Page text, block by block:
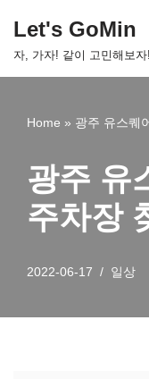
콘
Let's GoMin
자, 가자! 같이 고민해보자!
Home » 광주 유스퀘
광주 유
주차장
2022-06-17 일상